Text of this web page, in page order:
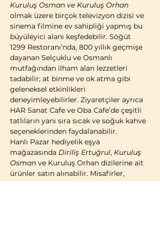
Kuruluş Osman ve Kuruluş Orhan
olmak üzere birçok televizyon dizisi ve
sinema filmine ev sahipliği yapmış bu
büyüleyici alanı keşfedebilir. Söğüt
1299 Restoranı’nda, 800 yıllık geçmişe
dayanan Selçuklu ve Osmanlı
mutfağından ilham alan lezzetleri
tadabilir; at binme ve ok atma gibi
geleneksel etkinlikleri
deneyimleyebilirler. Ziyaretçiler ayrıca
HAR Sanat Cafe ve Oba Cafe’de çeşitli
tatlıların yanı sıra sıcak ve soğuk kahve
seçeneklerinden faydalanabilir.
Hanlı Pazar hediyelik eşya
mağazasında Diriliş Ertuğrul, Kuruluş
Osman ve Kuruluş Orhan dizilerine ait
ürünler satın alınabilir. Misafirler,
geleneksel Türk çadırı konseptinde